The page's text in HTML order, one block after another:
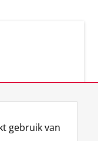
gebruik van